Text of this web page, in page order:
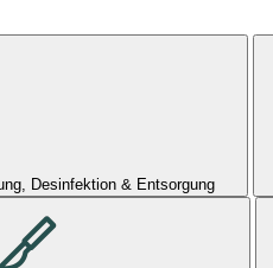
Desinfektion & Entsorgung